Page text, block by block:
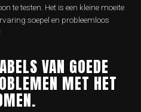
te testen. Het is een kleine moeite
soepel en probleemloos
VAN GOEDE
MET HET